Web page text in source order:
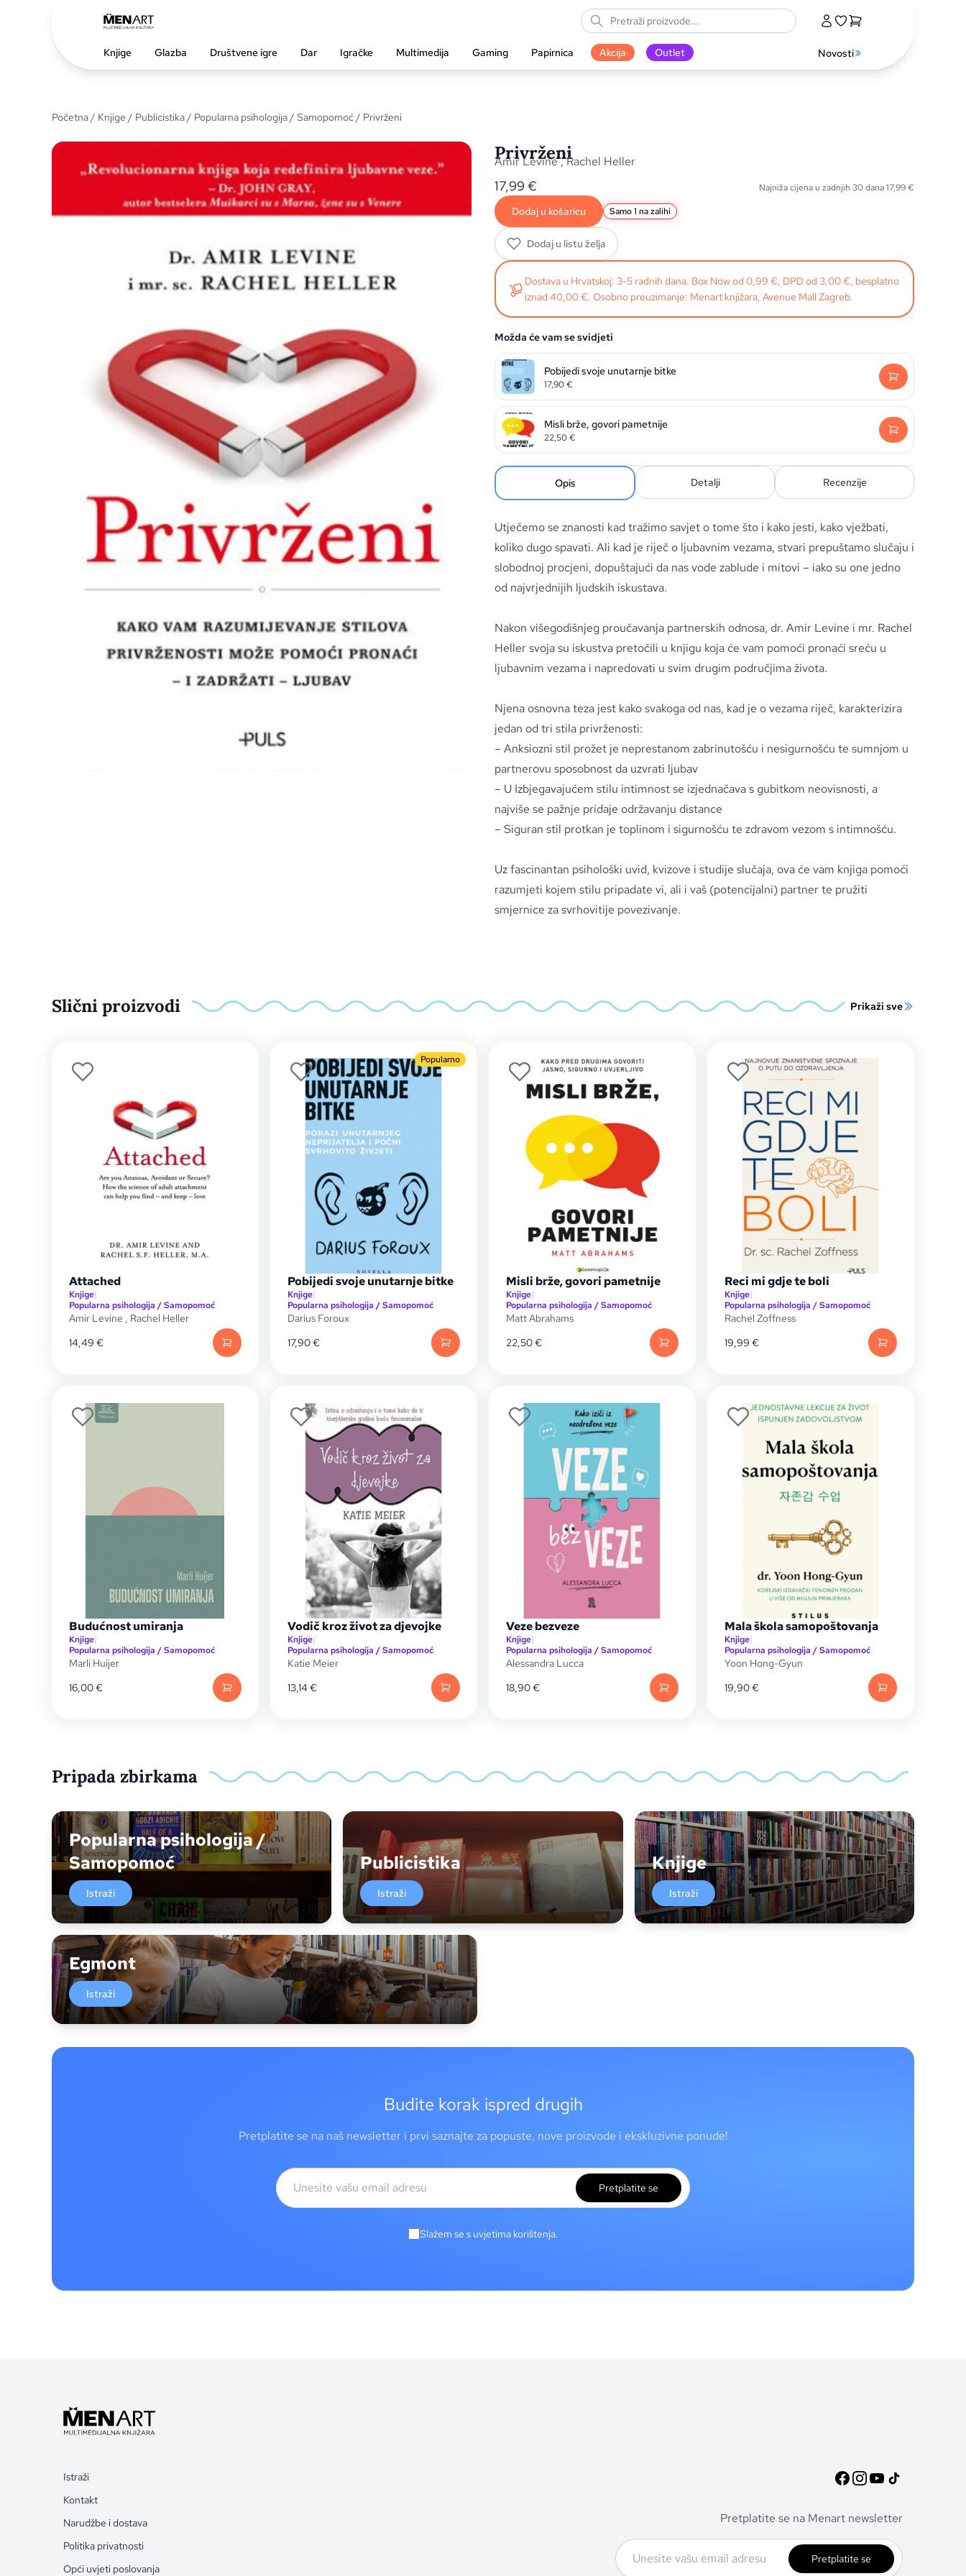
Knjige Glazba Društvene igre Dar Igračke Multimedija Gaming Papirnica Akcija Outlet Novosti
Početna/ Knjige / Publicistika/ Popularna psihologija / Samopomoć/ Privrženi
Privrženi
Amir Levine,Rachel Heller
17,99 € Najniža cijena u zadnjih 30 dana17,99€
Dodaj u košaricu Samo 1 na zalihi
Dodaj u listu želja
Dostava u Hrvatskoj: 3-5 radnih dana. Box Now od 0,99 €, DPD od 3,00 €, besplatno
iznad 40,00 €. Osobno preuzimanje: Menart knjižara, Avenue Mall Zagreb.
Možda će vam se svidjeti
Pobijedi svoje unutarnje bitke
17,90€
Misli brže, govori pametnije
22,50€
Opis Detalji Recenzije
Utječemo se znanosti kad tražimo savjet o tome što i kako jesti, kako vježbati,
koliko dugo spavati. Ali kad je riječ o ljubavnim vezama, stvari prepuštamo slučaju i
slobodnoj procjeni, dopuštajući da nas vode zablude i mitovi – iako su one jedno
od najvrjednijih ljudskih iskustava.
Nakon višegodišnjeg proučavanja partnerskih odnosa, dr. Amir Levine i mr. Rachel
Heller svoja su iskustva pretočili u knjigu koja će vam pomoći pronaći sreću u
ljubavnim vezama i napredovati u svim drugim područjima života.
Njena osnovna teza jest kako svakoga od nas, kad je o vezama riječ, karakterizira
jedan od tri stila privrženosti:
– Anksiozni stil prožet je neprestanom zabrinutošću i nesigurnošću te sumnjom u
partnerovu sposobnost da uzvrati ljubav
– U Izbjegavajućem stilu intimnost se izjednačava s gubitkom neovisnosti, a
najviše se pažnje pridaje održavanju distance
– Siguran stil protkan je toplinom i sigurnošću te zdravom vezom s intimnošću.
Uz fascinantan psihološki uvid, kvizove i studije slučaja, ova će vam knjiga pomoći
razumjeti kojem stilu pripadate vi, ali i vaš (potencijalni) partner te pružiti
smjernice za svrhovitije povezivanje.
Slični proizvodi Prikaži sve
Attached
Knjige|
Popularna psihologija / Samopomoć
Amir Levine , Rachel Heller
14,49 €
Popularno
Pobijedi svoje unutarnje bitke
Knjige|
Popularna psihologija / Samopomoć
Darius Foroux
17,90€
Misli brže, govori pametnije
Knjige|
Popularna psihologija / Samopomoć
Matt Abrahams
22,50€
Reci mi gdje te boli
Knjige|
Popularna psihologija / Samopomoć
Rachel Zoffness
19,99 €
Budućnost umiranja
Knjige|
Popularna psihologija / Samopomoć
Marli Huijer
16,00€
Vodič kroz život za djevojke
Knjige|
Popularna psihologija / Samopomoć
Katie Meier
13,14 €
Veze bezveze
Knjige|
Popularna psihologija / Samopomoć
Alessandra Lucca
18,90€
Mala škola samopoštovanja
Knjige|
Popularna psihologija / Samopomoć
Yoon Hong-Gyun
19,90€
Pripada zbirkama
Popularna psihologija /
Samopomoć
Istraži
Publicistika
Istraži
Knjige
Istraži
Egmont
Istraži
Budite korak ispred drugih
Pretplatite se na naš newsletter i prvi saznajte za popuste, nove proizvode i ekskluzivne ponude!
Pretplatite se
Slažem se s uvjetima korištenja.
Istraži
Kontakt
Narudžbe i dostava
Politika privatnosti
Opći uvjeti poslovanja
Pretplatite se na Menart newsletter
Pretplatite se